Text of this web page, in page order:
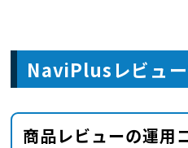
NaviPlusレビュ
商品レビューの運用